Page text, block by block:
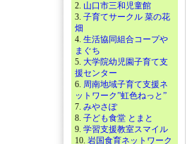
2. 山口市三和児童館
3. 子育てサークル 菜の花
畑
4. 生活協同組合コープや
まぐち
5. 大学院幼児園子育て支
援センター
6. 周南地域子育て支援ネ
ットワーク”虹色ねっと”
7. みやさぽ
8. 子ども食堂 とまと
9. 学習支援教室スマイル
10. 岩国食育ネットワーク